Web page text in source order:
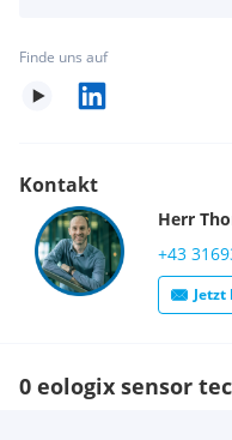
Finde uns auf
Kontakt
Herr
+43
0 eologix sensor